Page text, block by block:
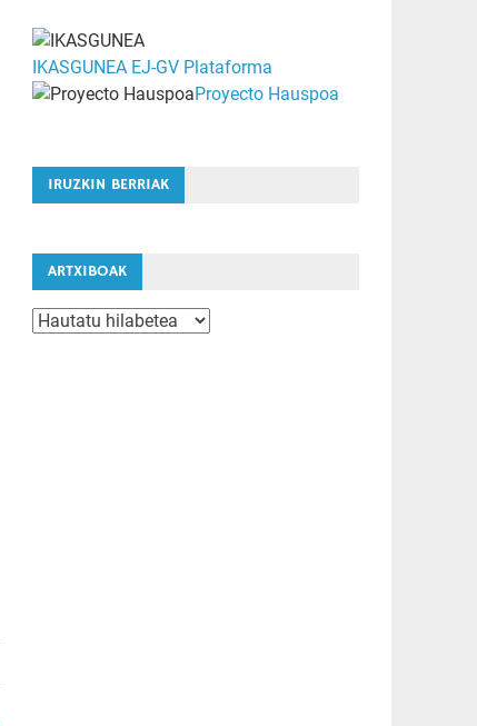
IKASGUNEA EJ-GV Plataforma
Proyecto Hauspoa
IRUZKIN BERRIAK
ARTXIBOAK
Artxiboak